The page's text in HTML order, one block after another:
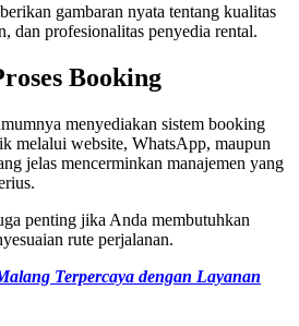
gambaran nyata tentang kualitas
dan profesionalitas penyedia rental.
Booking
menyediakan sistem booking
melalui website, WhatsApp, maupun
jelas mencerminkan manajemen yang
penting jika Anda membutuhkan
rute perjalanan.
Terpercaya dengan Layanan